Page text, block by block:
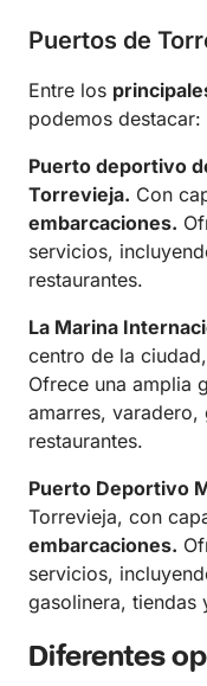
Puertos de
Entre los
podemos destacar:
Puerto deportivo
Torrevieja. Con
embarcaciones.
servicios,
restaurantes.
La Marina
centro de la
Ofrece una amplia
amarres, varadero,
restaurantes.
Puerto Deportivo
Torrevieja, con
embarcaciones.
servicios,
gasolinera, tiendas
Diferentes